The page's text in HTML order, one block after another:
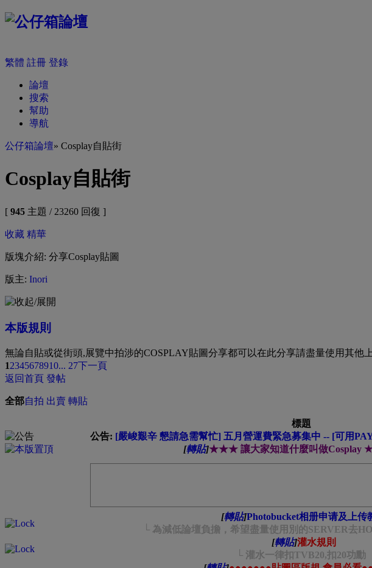
繁體 註冊 登錄
論壇
搜索
幫助
導航
公仔箱論壇» Cosplay自貼街
Cosplay自貼街
[ 945 主題 / 23260 回復 ]
收藏 精華
版塊介紹: 分享Cosplay貼圖
版主: Inori
本版規則
無論自貼或從街頭,展覽中拍涉的COSPLAY貼圖分享都可以在此分享請盡量使用其他
12345678910... 27下一頁
返回首頁 發帖
全部自拍 出賣 轉貼
標題
公告: [嚴峻艱辛 懇請急需幫忙] 五月營運費緊急募集中 -- [可用
[轉貼]★★★ 讓大家知道什麼叫做Cosplay
[轉貼]Photobucket相册申请及上传
└ 為減低論壇負擔，希望盡量使用別的SERVER去
[轉貼]灌水規則
└ 灌水一律扣TVB20,扣20功勳